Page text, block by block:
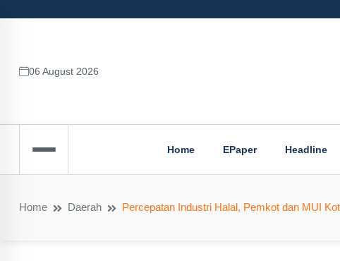
06 August 2026
Home EPaper Headline
Home Daerah Percepatan Industri Halal, Pemkot dan MUI